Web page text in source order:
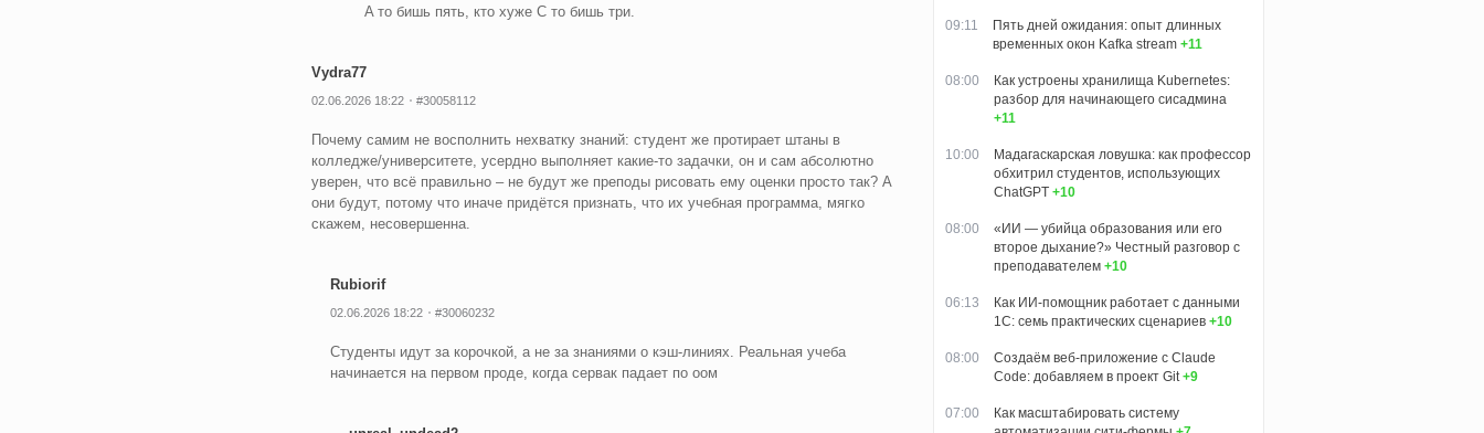
A то бишь пять, кто хуже C то бишь три.
Vydra77
02.06.2026 18:22 #30058112
Почему самим не восполнить нехватку знаний: студент же протирает штаны в
колледже/университете, усердно выполняет какие-то задачки, он и сам абсолютно
уверен, что всё правильно – не будут же преподы рисовать ему оценки просто так? А
они будут, потому что иначе придётся признать, что их учебная программа, мягко
скажем, несовершенна.
Rubiorif
02.06.2026 18:22 #30060232
Студенты идут за корочкой, а не за знаниями о кэш-линиях. Реальная учеба
начинается на первом проде, когда сервак падает по оом
09:11
Пять дней ожидания: опыт длинных
временных окон Kafka stream +11
08:00
Как устроены хранилища Kubernetes:
разбор для начинающего сисадмина
+11
10:00
Мадагаскарская ловушка: как профессор
обхитрил студентов, использующих
ChatGPT +10
08:00
«ИИ — убийца образования или его
второе дыхание?» Честный разговор с
преподавателем +10
06:13
Как ИИ-помощник работает с данными
1С: семь практических сценариев +10
08:00
Создаём веб-приложение с Claude
Code: добавляем в проект Git +9
07:00
Как масштабировать систему